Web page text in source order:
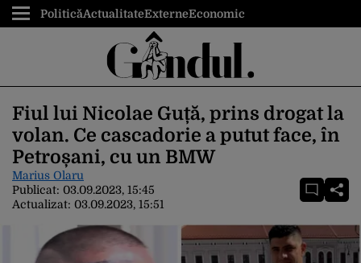
PoliticăActualitateExterneEconomic
Fiul lui Nicolae Guță, prins drogat la
volan. Ce cascadorie a putut face, în
Petroșani, cu un BMW
Marius Olaru
Publicat: 03.09.2023, 15:45
Actualizat: 03.09.2023, 15:51